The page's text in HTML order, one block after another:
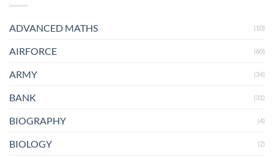
ADVANCED MATHS (10)
AIRFORCE (60)
ARMY (34)
BANK (31)
BIOGRAPHY (4)
BIOLOGY (2)